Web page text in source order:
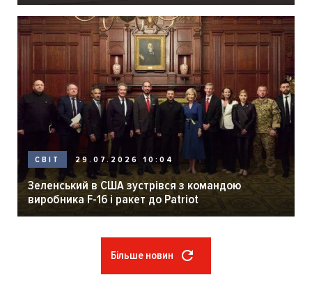
СВІТ 29.07.2026 10:04
Зеленський в США зустрівся з командою
виробника F-16 і ракет до Patriot
Більше новин